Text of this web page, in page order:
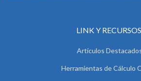
LINK Y RECURSOS
Artículos
Herramientas de Cálculo